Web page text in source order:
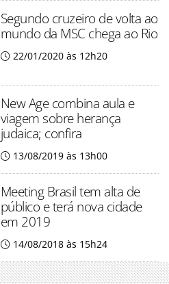
Segundo cruzeiro de volta ao
mundo da MSC chega ao Rio
22/01/2020 às 12h20
New Age combina aula e
viagem sobre herança
judaica; confira
13/08/2019 às 13h00
Meeting Brasil tem alta de
público e terá nova cidade
em 2019
14/08/2018 às 15h24